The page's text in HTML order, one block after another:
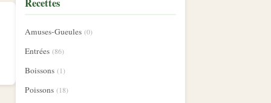
Recettes
Amuses-Gueules (0)
Entrées (86)
Boissons (1)
Poissons (18)